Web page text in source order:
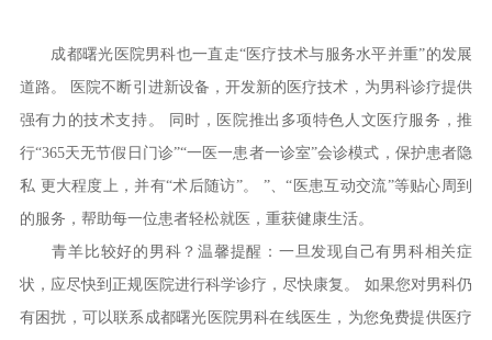
成都曙光医院男科也一直走“医疗技术与服务水平并重”的发展
道路。 医院不断引进新设备，开发新的医疗技术，为男科诊疗提供
强有力的技术支持。 同时，医院推出多项特色人文医疗服务，推
行“365天无节假日门诊”“一医一患者一诊室”会诊模式，保护患者隐
私 更大程度上，并有“术后随访”。 ”、“医患互动交流”等贴心周到
的服务，帮助每一位患者轻松就医，重获健康生活。
青羊比较好的男科？温馨提醒：一旦发现自己有男科相关症
状，应尽快到正规医院进行科学诊疗，尽快康复。 如果您对男科仍
有困扰，可以联系成都曙光医院男科在线医生，为您免费提供医疗